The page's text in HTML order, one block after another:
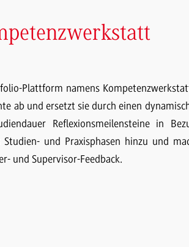
Plattform namens
ab und ersetzt sie durch einen
Reflexionsmeilensteine in
und Praxisphasen hinzu und
und Supervisor-Feedback.